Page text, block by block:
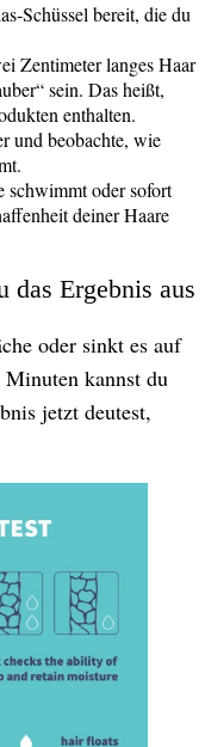
Schüssel bereit, die du
Zentimeter langes Haar
sein. Das heißt,
enthalten.
und beobachte, wie
schwimmt oder sofort
deiner Haare
das Ergebnis aus
oder sinkt es auf
kannst du
jetzt deutest,